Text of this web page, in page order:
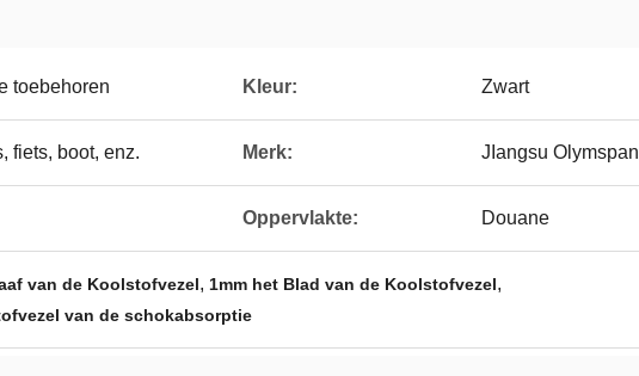
toebehoren Kleur: Zwart
fiets, boot, enz. Merk: JIangsu Olymspan
Oppervlakte: Douane
van de Koolstofvezel, 1mm het Blad van de Koolstofvezel,
van de schokabsorptie